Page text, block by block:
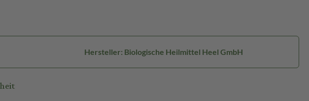
Hersteller: Biologische Heilmittel Heel GmbH